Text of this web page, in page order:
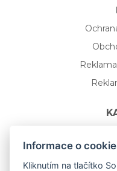
Informace o
Kliknutím na tlačítko